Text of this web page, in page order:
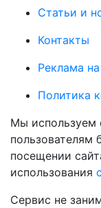
Статьи и
Контакты
Реклама
Политика
Мы используем
пользователям
посещении
использования
Сервис не